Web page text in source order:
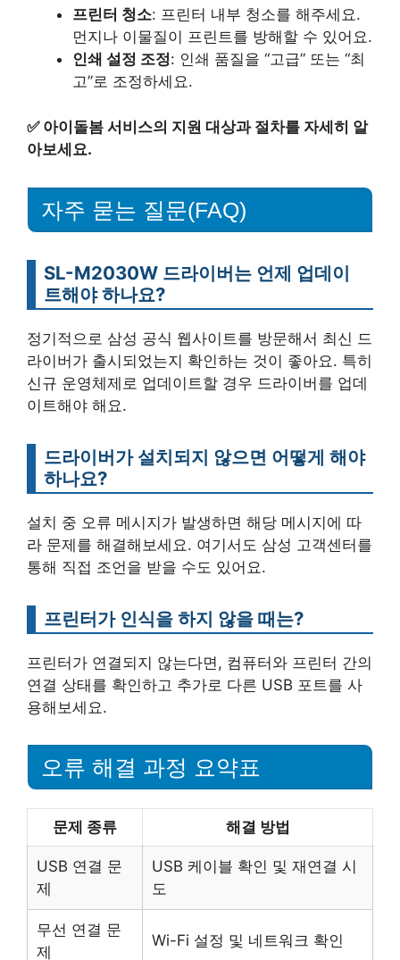
프린터 청소: 프린터 내부 청소를 해주세요.
먼지나 이물질이 프린트를 방해할 수 있어요.
인쇄 설정 조정: 인쇄 품질을 “고급” 또는 “최
고”로 조정하세요.
✅ 아이돌봄 서비스의 지원 대상과 절차를 자세히 알
아보세요.
자주 묻는 질문(FAQ)
SL-M2030W 드라이버는 언제 업데이
트해야 하나요?
정기적으로 삼성 공식 웹사이트를 방문해서 최신 드
라이버가 출시되었는지 확인하는 것이 좋아요. 특히
신규 운영체제로 업데이트할 경우 드라이버를 업데
이트해야 해요.
드라이버가 설치되지 않으면 어떻게 해야
하나요?
설치 중 오류 메시지가 발생하면 해당 메시지에 따
라 문제를 해결해보세요. 여기서도 삼성 고객센터를
통해 직접 조언을 받을 수도 있어요.
프린터가 인식을 하지 않을 때는?
프린터가 연결되지 않는다면, 컴퓨터와 프린터 간의
연결 상태를 확인하고 추가로 다른 USB 포트를 사
용해보세요.
오류 해결 과정 요약표
문제 종류 해결 방법
USB 연결 문
제
USB 케이블 확인 및 재연결 시
도
무선 연결 문
제
Wi-Fi 설정 및 네트워크 확인